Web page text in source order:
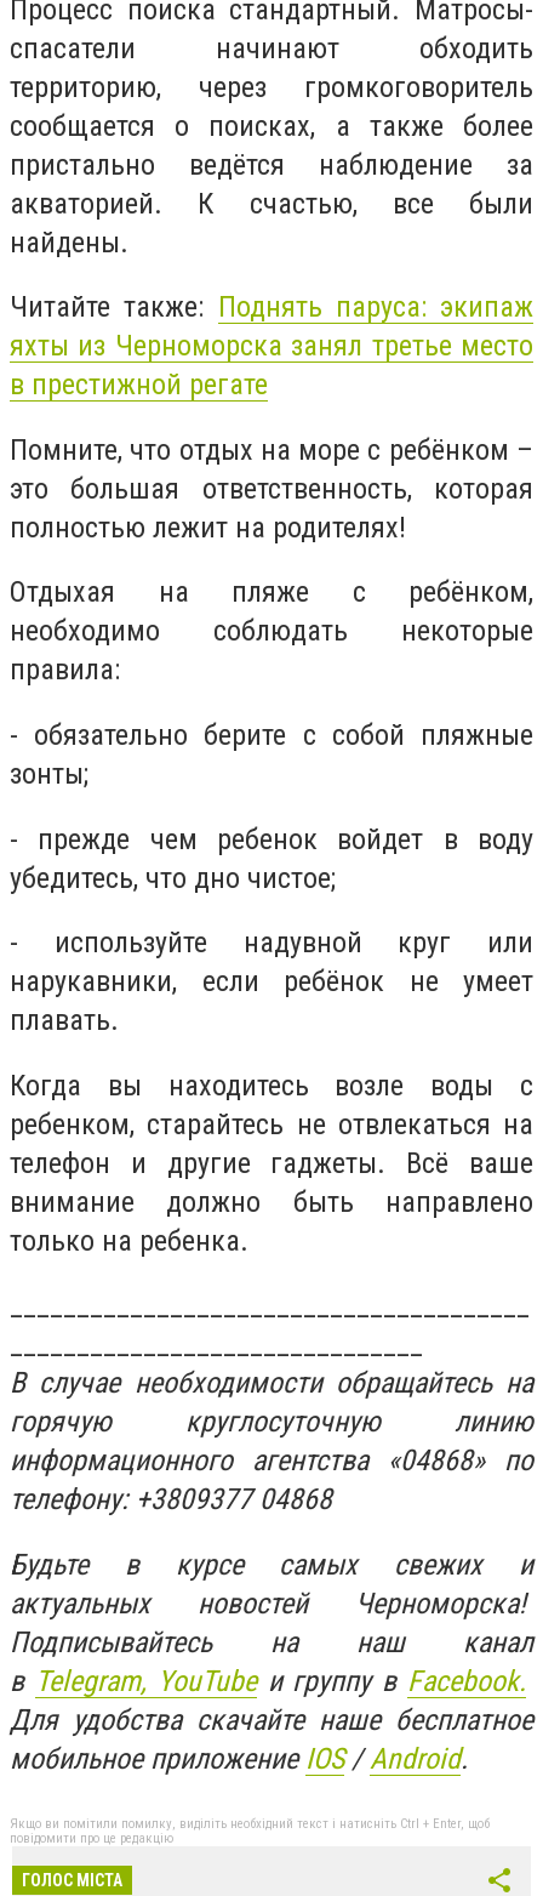
Процесс поиска стандартный. Матросы-
спасатели начинают обходить
территорию, через громкоговоритель
сообщается о поисках, а также более
пристально ведётся наблюдение за
акваторией. К счастью, все были
найдены.
Читайте также: Поднять паруса: экипаж
яхты из Черноморска занял третье место
в престижной регате
Помните, что отдых на море с ребёнком –
это большая ответственность, которая
полностью лежит на родителях!
Отдыхая на пляже с ребёнком,
необходимо соблюдать некоторые
правила:
- обязательно берите с собой пляжные
зонты;
- прежде чем ребенок войдет в воду
убедитесь, что дно чистое;
- используйте надувной круг или
нарукавники, если ребёнок не умеет
плавать.
Когда вы находитесь возле воды с
ребенком, старайтесь не отвлекаться на
телефон и другие гаджеты. Всё ваше
внимание должно быть направлено
только на ребенка.
В случае необходимости обращайтесь на
горячую круглосуточную линию
информационного агентства «04868» по
телефону: +3809377 04868
Будьте в курсе самых свежих и
актуальных новостей Черноморска!
Подписывайтесь на наш канал
в Telegram, YouTubeи группу в Facebook.
Для удобства скачайте наше бесплатное
мобильное приложение IOS/Android.
Якщо ви помітили помилку, виділіть необхідний текст і натисніть Ctrl + Enter, щоб
повідомити про це редакцію
ГОЛОС МІСТА